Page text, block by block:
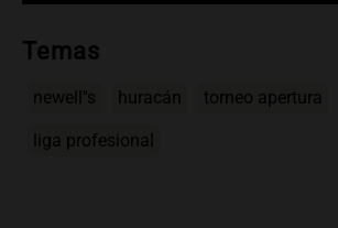
Temas
newell''s huracán torneo apertura
liga profesional